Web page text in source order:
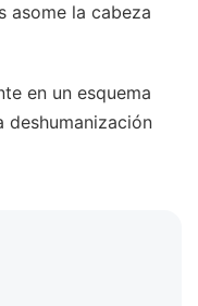
asome la cabeza
en un esquema
deshumanización